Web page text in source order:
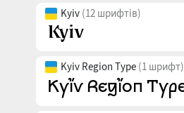
Kyiv (12 шрифтів)
Kyiv Region Type (1 шрифт)